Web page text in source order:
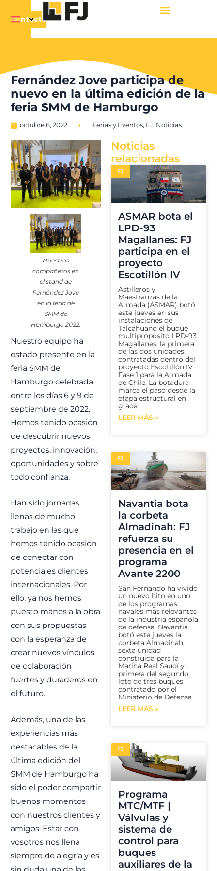
Contacto
Fernández Jove participa de
nuevo en la última edición de la
feria SMM de Hamburgo
octubre 6, 2022 Ferias y Eventos, FJ, Noticias
Nuestros
compañeros en
el stand de
Fernández Jove
en la feria de
SMM de
Hamburgo 2022.
Nuestro equipo ha
estado presente en la
feria SMM de
Hamburgo celebrada
entre los días 6 y 9 de
septiembre de 2022.
Hemos tenido ocasión
de descubrir nuevos
proyectos, innovación,
oportunidades y sobre
todo confianza.
Han sido jornadas
llenas de mucho
trabajo en las que
hemos tenido ocasión
de conectar con
potenciales clientes
internacionales. Por
ello, ya nos hemos
puesto manos a la obra
con sus propuestas
con la esperanza de
crear nuevos vínculos
de colaboración
fuertes y duraderos en
el futuro.
Además, una de las
experiencias más
destacables de la
última edición del
SMM de Hamburgo ha
sido el poder compartir
buenos momentos
con nuestros clientes y
amigos. Estar con
vosotros nos llena
siempre de alegría y es
Noticias
relacionadas
FJ
ASMAR bota el
LPD-93
Magallanes: FJ
participa en el
proyecto
Escotillón IV
Astilleros y
Maestranzas de la
Armada (ASMAR) botó
este jueves en sus
instalaciones de
Talcahuano el buque
multipropósito LPD-93
Magallanes, la primera
de las dos unidades
contratadas dentro del
proyecto Escotillón IV
Fase 1 para la Armada
de Chile. La botadura
marca el paso desde la
etapa estructural en
grada
LEER MÁS »
FJ
Navantia bota
la corbeta
Almadinah: FJ
refuerza su
presencia en el
programa
Avante 2200
San Fernando ha vivido
un nuevo hito en uno
de los programas
navales más relevantes
de la industria española
de defensa. Navantia
botó este jueves la
corbeta Almadinah,
sexta unidad
construida para la
Marina Real Saudí y
primera del segundo
lote de tres buques
contratado por el
Ministerio de Defensa
LEER MÁS »
FJ
Programa
MTC/MTF |
Válvulas y
sistema de
control para
buques
auxiliares de la